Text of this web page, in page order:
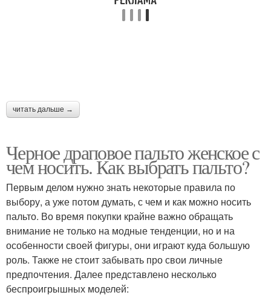
читать дальше →
Черное драповое пальто женское с
чем носить. Как выбрать пальто?
Первым делом нужно знать некоторые правила по
выбору, а уже потом думать, с чем и как можно носить
пальто. Во время покупки крайне важно обращать
внимание не только на модные тенденции, но и на
особенности своей фигуры, они играют куда большую
роль. Также не стоит забывать про свои личные
предпочтения. Далее представлено несколько
беспроигрышных моделей: